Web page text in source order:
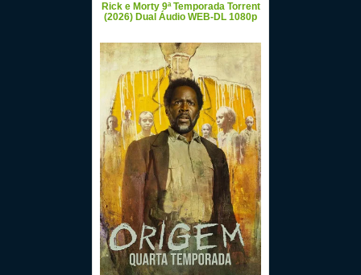
Rick e Morty 9ª Temporada Torrent
(2026) Dual Áudio WEB-DL 1080p